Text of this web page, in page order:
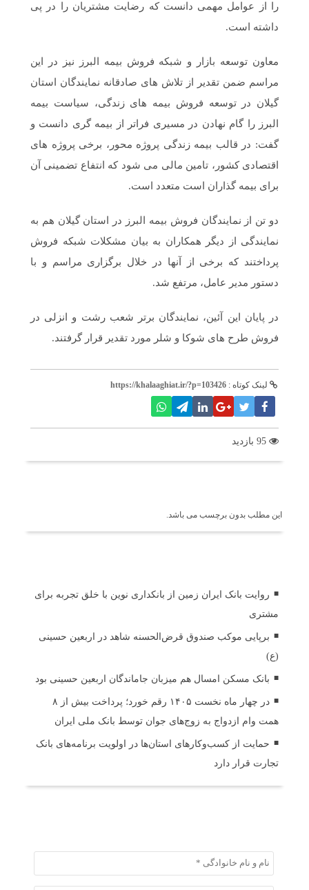
را از عوامل مهمی دانست که رضایت مشتریان را در پی
داشته است.
معاون توسعه بازار و شبکه فروش بیمه البرز نیز در این
مراسم ضمن تقدیر از تلاش های صادقانه نمایندگان استان
گیلان در توسعه فروش بیمه های زندگی، سیاست بیمه
البرز را گام نهادن در مسیری فراتر از بیمه گری دانست و
گفت: در قالب بیمه زندگی پروژه محور، برخی پروژه های
اقتصادی کشور، تامین مالی می شود که انتفاع تضمینی آن
برای بیمه گذاران است متعدد است.
دو تن از نمایندگان فروش بیمه البرز در استان گیلان هم به
نمایندگی از دیگر همکاران به بیان مشکلات شبکه فروش
پرداختند که برخی از آنها در خلال برگزاری مراسم و با
دستور مدیر عامل، مرتفع شد.
در پایان این آئین، نمایندگان برتر شعب رشت و انزلی در
فروش طرح های شوکا و شلر مورد تقدیر قرار گرفتند.
لینک کوتاه : https://khalaaghiat.ir/?p=103426
این مطلب بدون برچسب می باشد.
روایت بانک ایران زمین از بانکداری نوین با خلق تجربه برای
مشتری
برپایی موکب صندوق قرض‌الحسنه شاهد در اربعین حسینی
(ع)
بانک مسکن امسال هم میزبان جاماندگان اربعین حسینی بود
در چهار ماه نخست ۱۴۰۵ رقم خورد؛ پرداخت بیش از ۸
همت وام ازدواج به زوج‌های جوان توسط بانک ملی ایران
حمایت از کسب‌وکارهای استان‌ها در اولویت برنامه‌های بانک
تجارت قرار دارد